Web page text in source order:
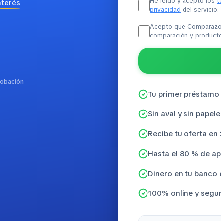
privacidad del servicio.
Acepto que
comparación y
Tu primer
Sin aval y sin
Recibe tu oferta en
Hasta el 80 % de
Dinero en tu banco
100% online y